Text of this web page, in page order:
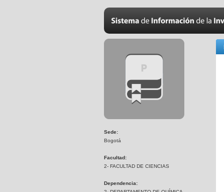
Sede:
Bogotá
Facultad:
2- FACULTAD DE CIENCIAS
Dependencia: